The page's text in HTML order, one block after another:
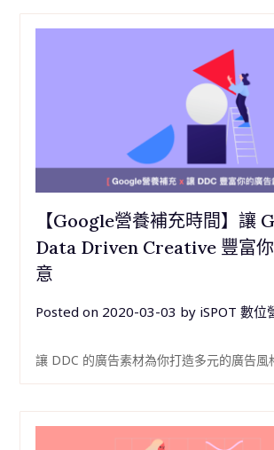
【Google營養補充時間】讓
Data Driven Creative 豐富你
意
Posted on 2020-03-03 by iSPOT 數位
讓 DDC 的廣告素材為你打造多元的廣告風